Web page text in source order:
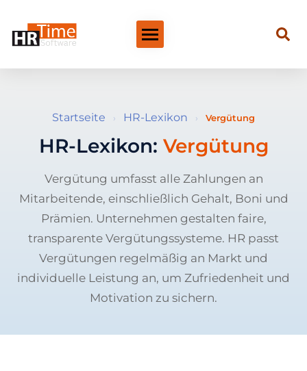
Startseite › HR-Lexikon › Vergütung
HR-Lexikon: Vergütung
Vergütung umfasst alle Zahlungen an
Mitarbeitende, einschließlich Gehalt, Boni und
Prämien. Unternehmen gestalten faire,
transparente Vergütungssysteme. HR passt
Vergütungen regelmäßig an Markt und
individuelle Leistung an, um Zufriedenheit und
Motivation zu sichern.